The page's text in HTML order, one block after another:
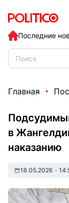
Последние
Главная
в
наказанию
18.05.2026 •